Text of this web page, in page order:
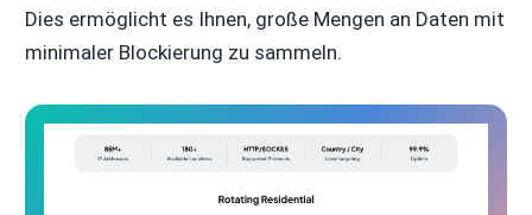
Dies ermöglicht es Ihnen, große Mengen an Daten mit
minimaler Blockierung zu sammeln.